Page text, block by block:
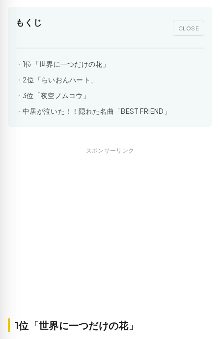
もくじ
CLOSE
1位「世界に一つだけの花」
2位「らいおんハート」
3位「夜空ノムコウ」
中居が泣いた！！隠れた名曲「BEST FRIEND」
スポンサーリンク
1位「世界に一つだけの花」